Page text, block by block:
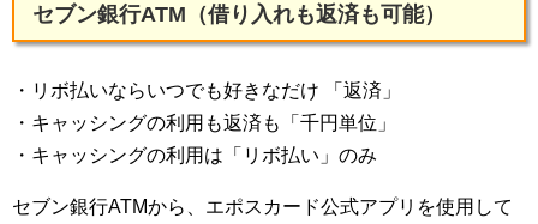
セブン銀行ATM（借り入れも返済も可能）
・リボ払いならいつでも好きなだけ 「返済」
・キャッシングの利用も返済も「千円単位」
・キャッシングの利用は「リボ払い」のみ
セブン銀行ATMから、エポスカード公式アプリを使用して